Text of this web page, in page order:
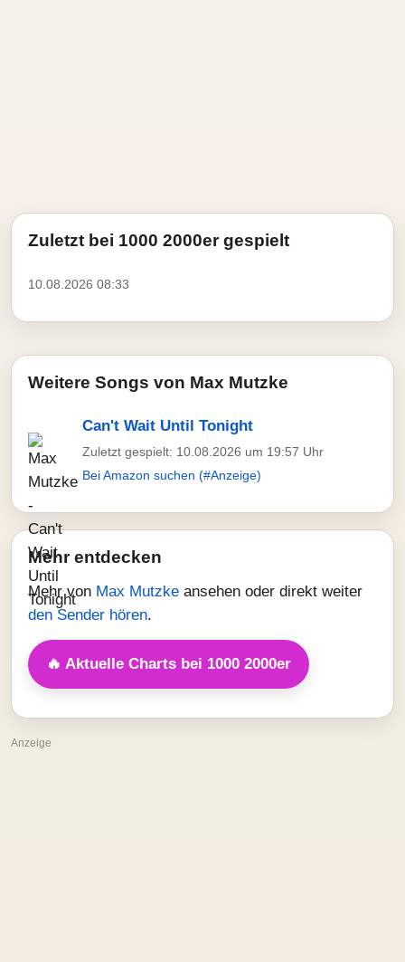
Zuletzt bei 1000 2000er gespielt
10.08.2026 08:33
Weitere Songs von Max Mutzke
Can't Wait Until Tonight
Zuletzt gespielt: 10.08.2026 um 19:57 Uhr
Bei Amazon suchen (#Anzeige)
Mehr entdecken
Mehr von Max Mutzke ansehen oder direkt weiter
den Sender hören.
🔥 Aktuelle Charts bei 1000 2000er
Anzeige